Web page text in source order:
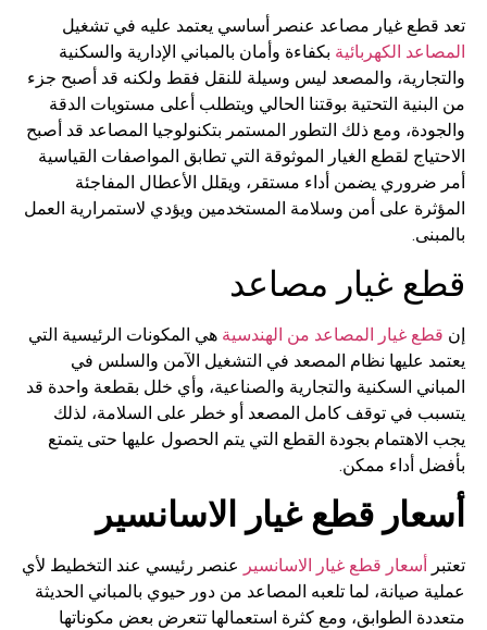
تعد قطع غيار مصاعد​ عنصر أساسي يعتمد عليه في تشغيل
المصاعد الكهربائية بكفاءة وأمان بالمباني الإدارية والسكنية
والتجارية، والمصعد ليس وسيلة للنقل فقط ولكنه قد أصبح جزء
من البنية التحتية بوقتنا الحالي ويتطلب أعلى مستويات الدقة
والجودة، ومع ذلك التطور المستمر بتكنولوجيا المصاعد قد أصبح
الاحتياج لقطع الغيار الموثوقة التي تطابق المواصفات القياسية
أمر ضروري يضمن أداء مستقر، ويقلل الأعطال المفاجئة
المؤثرة على أمن وسلامة المستخدمين ويؤدي لاستمرارية العمل
بالمبنى.
قطع غيار مصاعد​
إن قطع غيار المصاعد من الهندسية هي المكونات الرئيسية التي
يعتمد عليها نظام المصعد في التشغيل الآمن والسلس في
المباني السكنية والتجارية والصناعية، وأي خلل بقطعة واحدة قد
يتسبب في توقف كامل المصعد أو خطر على السلامة، لذلك
يجب الاهتمام بجودة القطع التي يتم الحصول عليها حتى يتمتع
بأفضل أداء ممكن.
أسعار قطع غيار الاسانسير
تعتبر أسعار قطع غيار الاسانسير عنصر رئيسي عند التخطيط لأي
عملية صيانة، لما تلعبه المصاعد من دور حيوي بالمباني الحديثة
متعددة الطوابق، ومع كثرة استعمالها تتعرض بعض مكوناتها